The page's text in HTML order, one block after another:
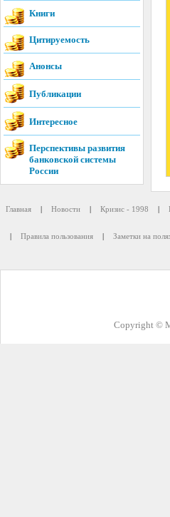
Книги
Цитируемость
Анонсы
Публикации
Интересное
Перспективы развития
банковской системы
России
Главная | Новости | Кризис - 1998 |
| Правила пользования | Заметки на
Copyright ©